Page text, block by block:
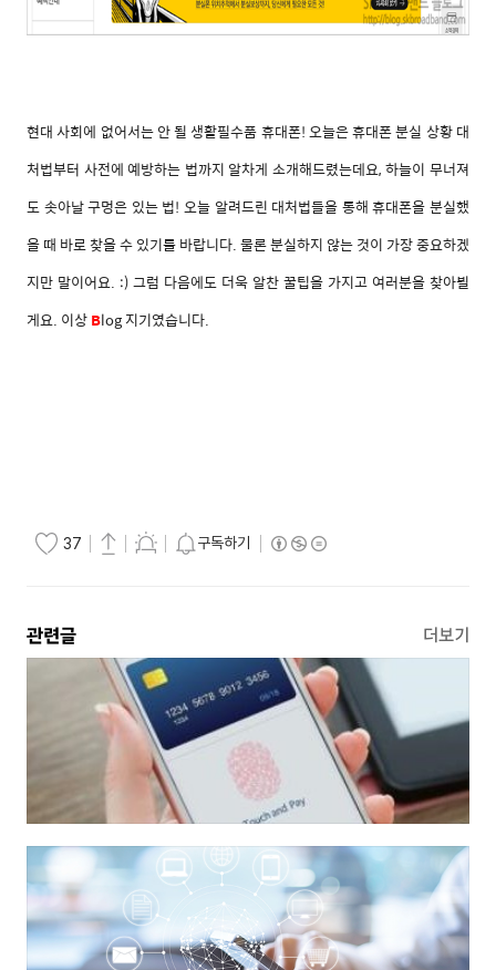
현대 사회에 없어서는 안 될 생활필수품 휴대폰! 오늘은 휴대폰 분실 상황 대
처법부터 사전에 예방하는 법까지 알차게 소개해드렸는데요, 하늘이 무너져
도 솟아날 구멍은 있는 법! 오늘 알려드린 대처법들을 통해 휴대폰을 분실했
을 때 바로 찾을 수 있기를 바랍니다. 물론 분실하지 않는 것이 가장 중요하겠
지만 말이어요. :) 그럼 다음에도 더욱 알찬 꿀팁을 가지고 여러분을 찾아뵐
게요. 이상Blog 지기였습니다.
37 구독하기
관련글 더보기